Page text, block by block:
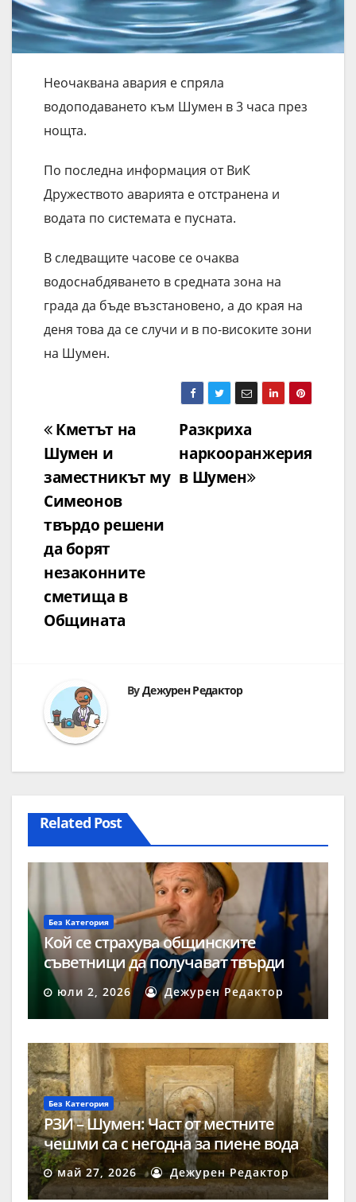
Неочаквана авария е спряла
водоподаването към Шумен в 3 часа през
нощта.
По последна информация от ВиК
Дружеството аварията е отстранена и
водата по системата е пусната.
В следващите часове се очаква
водоснабдяването в средната зона на
града да бъде възстановено, а до края на
деня това да се случи и в по-високите зони
на Шумен.
Навигация
Разкриха
наркооранжерия
в Шумен
Кметът на
Шумен и
заместникът му
Симеонов
твърдо решени
да борят
незаконните
сметища в
Общината
ByДежурен Редактор
Related Post
Без Категория
Кой се страхува общинските
съветници да получават твърди
заплати?
юли 2, 2026 Дежурен Редактор
Без Категория
РЗИ – Шумен: Част от местните
чешми са с негодна за пиене вода
май 27, 2026 Дежурен Редактор